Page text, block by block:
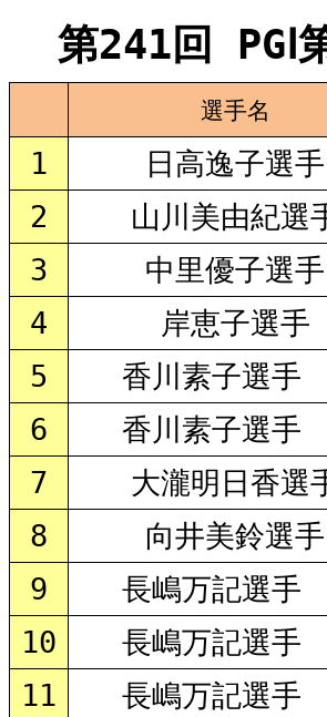
第241回
選手名
1 日高逸子選手
2
山川美由紀選
3
中里優子選手
4
岸恵子選手
5
香川素子選手
6
香川素子選手
7
大瀧明日香選
8
向井美鈴選手
9
長嶋万記選手
10
長嶋万記選手
11
長嶋万記選手